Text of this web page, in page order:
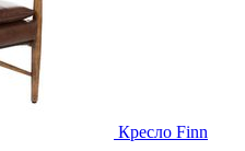
Кресло Finn